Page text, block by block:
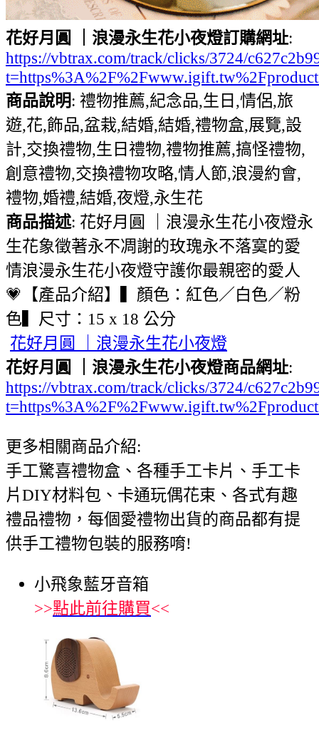
花好月圓 ｜浪漫永生花小夜燈訂購網址:
https://vbtrax.com/track/clicks/3724/
商品說明: 禮物推薦,紀念品,生日,情侶,旅
遊,花,飾品,盆栽,結婚,結婚,禮物盒,展覽,設
計,交換禮物,生日禮物,禮物推薦,搞怪禮物,
創意禮物,交換禮物攻略,情人節,浪漫約會,
禮物,婚禮,結婚,夜燈,永生花
商品描述: 花好月圓 ｜浪漫永生花小夜燈永
生花象徵著永不凋謝的玫瑰永不落寞的愛
情浪漫永生花小夜燈守護你最親密的愛人
💗【產品介紹】▍顏色：紅色／白色／粉
色▍尺寸：15 x 18 公分
花好月圓 ｜浪漫永生花小夜燈
花好月圓 ｜浪漫永生花小夜燈商品網址:
https://vbtrax.com/track/clicks/3724/
更多相關商品介紹:
手工驚喜禮物盒、各種手工卡片、手工卡
片DIY材料包、卡通玩偶花束、各式有趣
禮品禮物，每個愛禮物出貨的商品都有提
供手工禮物包裝的服務唷!
小飛象藍牙音箱
>>點此前往購買<<